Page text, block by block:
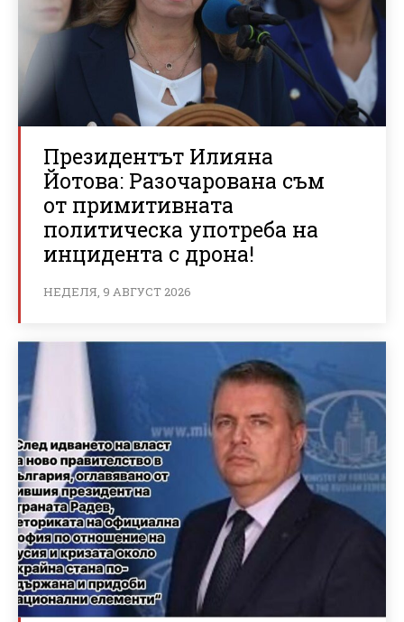
Президентът Илияна
Йотова: Разочарована съм
от примитивната
политическа употреба на
инцидента с дрона!
НЕДЕЛЯ, 9 АВГУСТ 2026